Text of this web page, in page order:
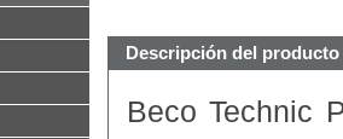
Descripción del producto
Beco Technic